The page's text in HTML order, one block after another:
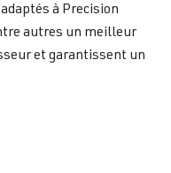
à Precision
autres un meilleur
et garantissent un